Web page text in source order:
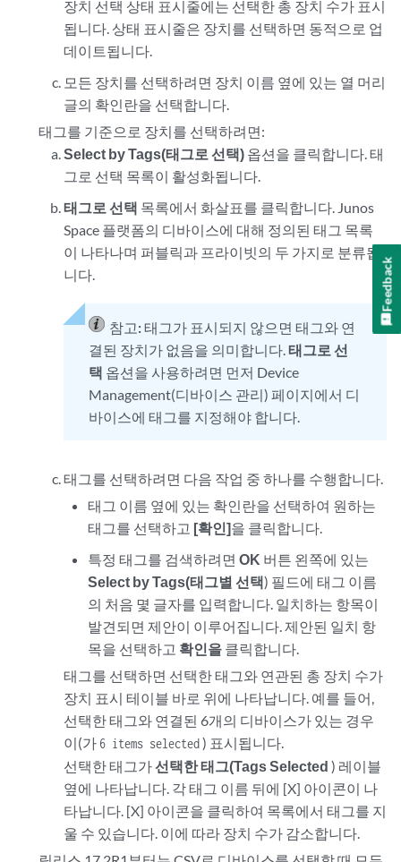
장치 선택 상태 표시줄에는 선택한 총 장치 수가 표시
됩니다. 상태 표시줄은 장치를 선택하면 동적으로 업
데이트됩니다.
모든 장치를 선택하려면 장치 이름 옆에 있는 열 머리
글의 확인란을 선택합니다.
태그를 기준으로 장치를 선택하려면:
Select by Tags(태그로 선택)옵션을 클릭합니다. 태
그로 선택 목록이 활성화됩니다.
태그로 선택 목록에서 화살표를 클릭합니다. Junos
Space 플랫폼의 디바이스에 대해 정의된 태그 목록
이 나타나며 퍼블릭과 프라이빗의 두 가지로 분류됩
니다.
참고:태그가 표시되지 않으면 태그와 연
결된 장치가 없음을 의미합니다.태그로 선
택 옵션을 사용하려면 먼저 Device
Management(디바이스 관리) 페이지에서 디
바이스에 태그를 지정해야 합니다.
태그를 선택하려면 다음 작업 중 하나를 수행합니다.
태그 이름 옆에 있는 확인란을 선택하여 원하는
태그를 선택하고 [확인]을 클릭합니다.
특정 태그를 검색하려면OK 버튼 왼쪽에 있는
Select by Tags(태그별 선택) 필드에 태그 이름
의 처음 몇 글자를 입력합니다. 일치하는 항목이
발견되면 제안이 이루어집니다. 제안된 일치 항
목을 선택하고 확인을 클릭합니다.
태그를 선택하면 선택한 태그와 연관된 총 장치 수가
장치 표시 테이블 바로 위에 나타납니다. 예를 들어,
선택한 태그와 연결된 6개의 디바이스가 있는 경우
이(가 6 items selected) 표시됩니다.
선택한 태그가 선택한 태그(Tags Selected ) 레이블
옆에 나타납니다. 각 태그 이름 뒤에 [X] 아이콘이 나
타납니다. [X] 아이콘을 클릭하여 목록에서 태그를 지
울 수 있습니다. 이에 따라 장치 수가 감소합니다.
Feedback